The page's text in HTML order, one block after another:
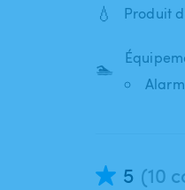
💧 Produit
🏊
5 (10